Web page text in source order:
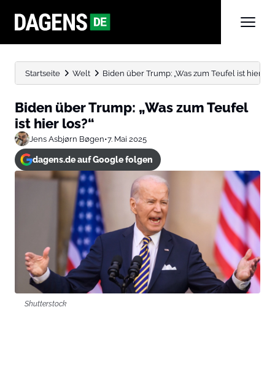
Startseite Welt Biden über Trump: „Was zum Teufel ist hier
Biden über Trump: „Was zum Teufel
ist hier los?“
Jens Asbjørn Bøgen•7. Mai 2025
dagens.de auf Google folgen
Shutterstock